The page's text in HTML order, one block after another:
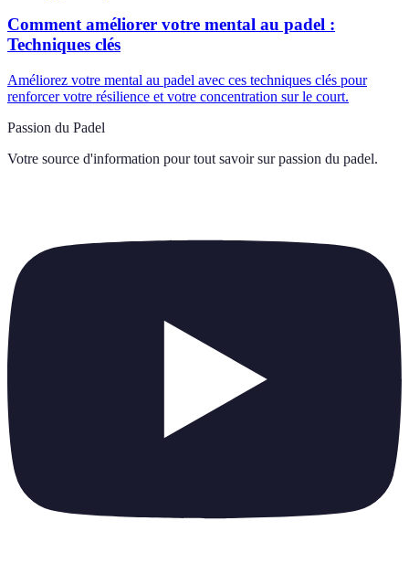
Comment améliorer votre mental au padel :
Techniques clés
Améliorez votre mental au padel avec ces techniques clés pour
renforcer votre résilience et votre concentration sur le court.
Passion du Padel
Votre source d'information pour tout savoir sur passion du padel.